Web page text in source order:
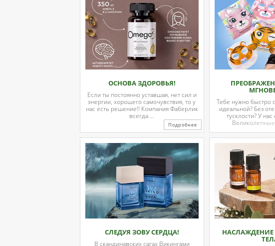
ОСНОВА ЗДОРОВЬЯ!
Если ты постоянно уставшая, нет сил и
энергии, хорошего самочувствия, то у
нас есть решение!! Компания Фаберлик
всегда ...
Подробнее
Тебе нужно быстро
идеальной? Без
тусклости? У
СЛЕДУЯ ЗОВУ СЕРДЦА!
В скандинавских сагах Викингами